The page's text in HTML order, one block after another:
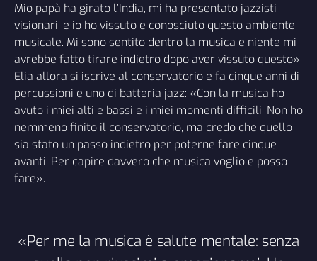
Mio papà ha girato l’India, mi ha presentato jazzisti
visionari, e io ho vissuto e conosciuto questo ambiente
musicale. Mi sono sentito dentro la musica e niente mi
avrebbe fatto tirare indietro dopo aver vissuto questo».
Elia allora si iscrive al conservatorio e fa cinque anni di
percussioni e uno di batteria jazz: «Con la musica ho
avuto i miei alti e bassi e i miei momenti difficili. Non ho
nemmeno finito il conservatorio, ma credo che quello
sia stato un passo indietro per poterne fare cinque
avanti. Per capire davvero che musica voglio e posso
fare».
«Per me la musica è salute mentale: senza